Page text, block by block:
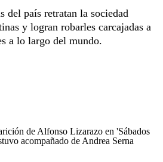
del país retratan la sociedad
y logran robarles carcajadas a
a lo largo del mundo.
de Alfonso Lizarazo en 'Sábados
acompañado de Andrea Serna